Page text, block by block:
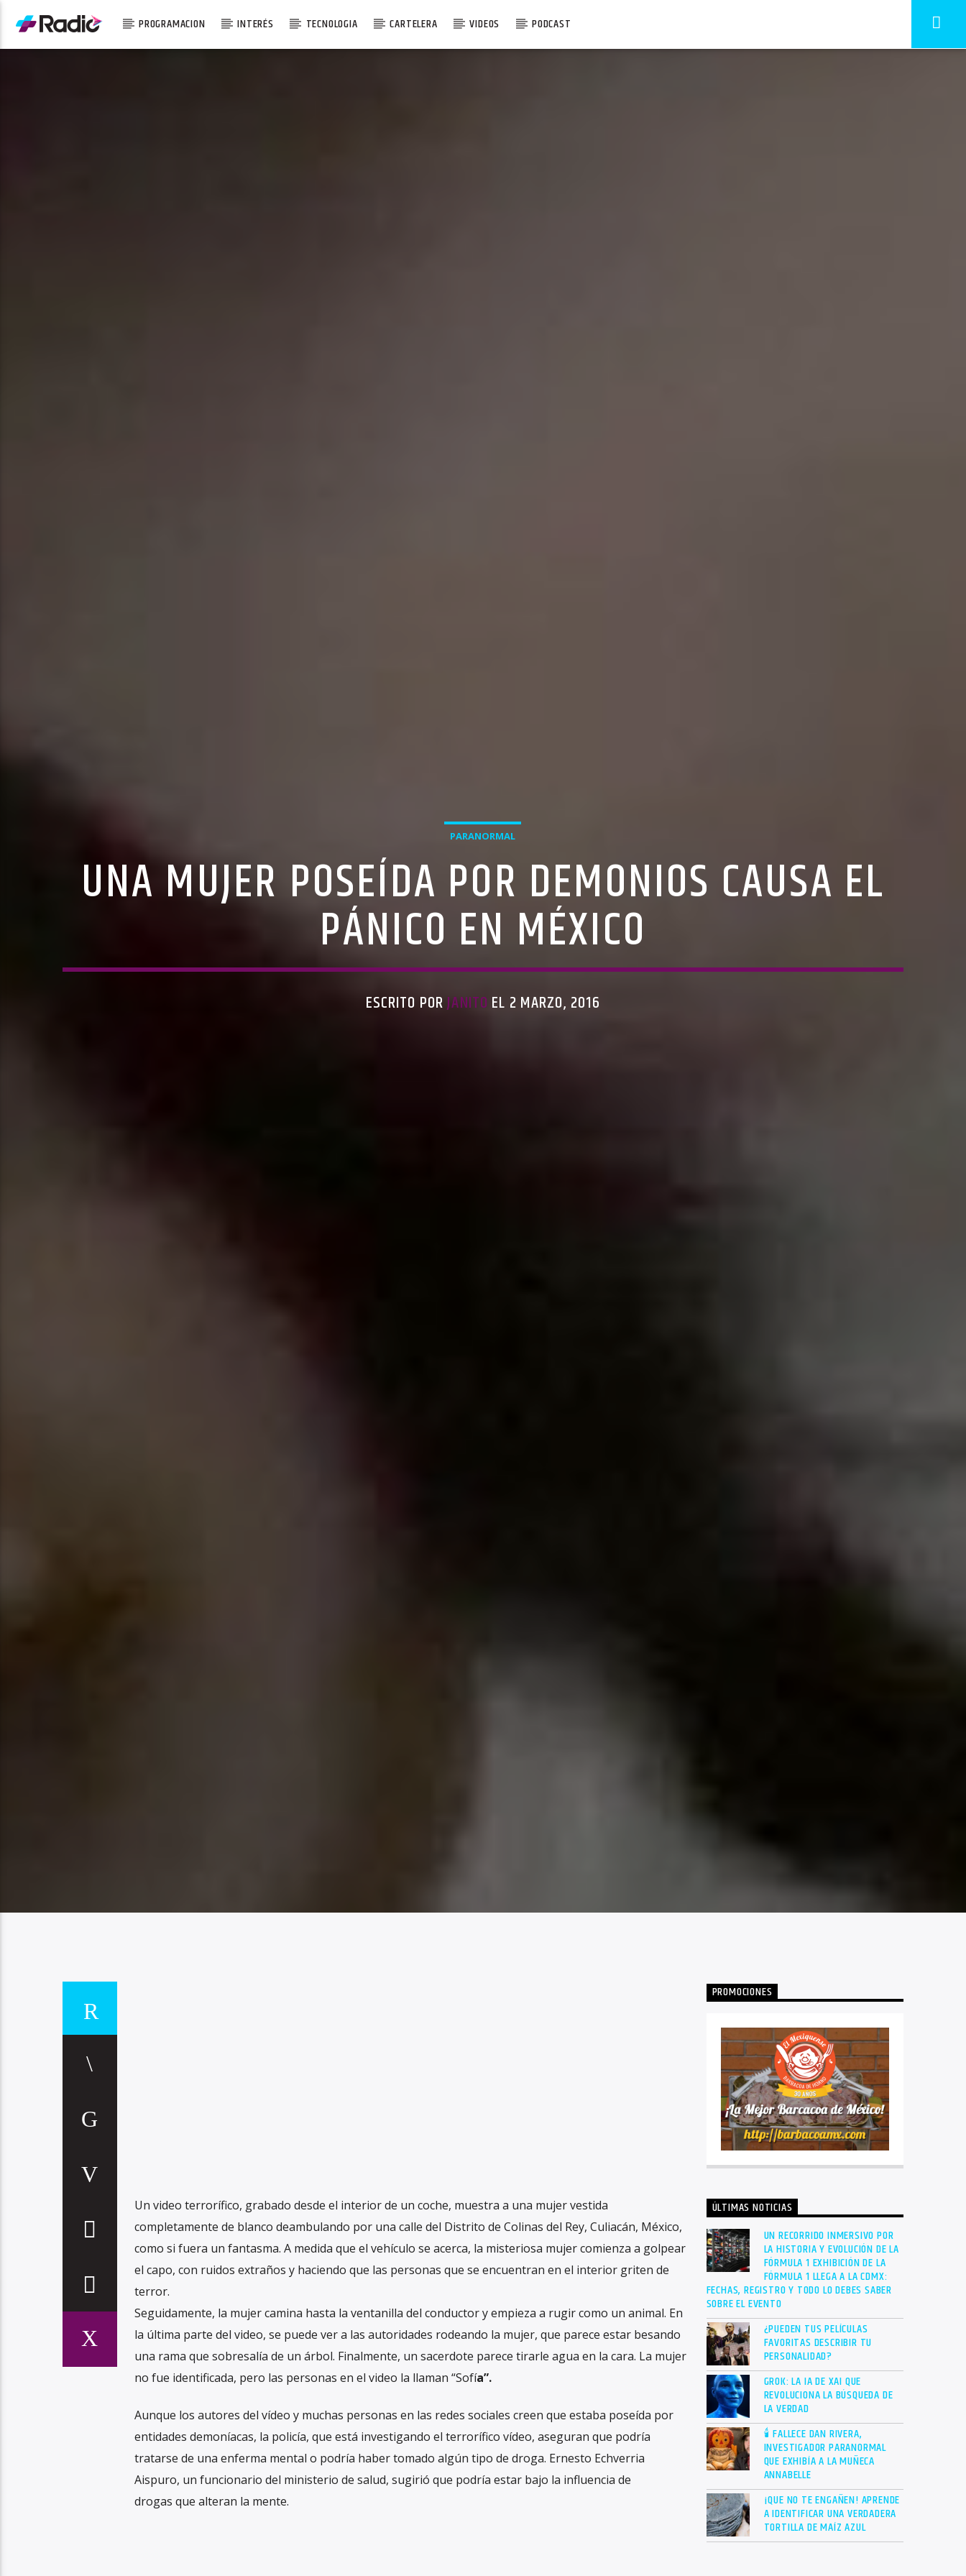
PROGRAMACION INTERÉS TECNOLOGIA CARTELERA VIDEOS PODCAST
PARANORMAL
UNA MUJER POSEÍDA POR DEMONIOS CAUSA EL
PÁNICO EN MÉXICO
ESCRITO PORJANITO EL 2 MARZO, 2016
Un video terrorífico, grabado desde el interior de un coche, muestra a una mujer vestida
completamente de blanco deambulando por una calle del Distrito de Colinas del Rey, Culiacán, México,
como si fuera un fantasma. A medida que el vehículo se acerca, la misteriosa mujer comienza a golpear
el capo, con ruidos extraños y haciendo que las personas que se encuentran en el interior griten de
terror.
Seguidamente, la mujer camina hasta la ventanilla del conductor y empieza a rugir como un animal. En
la última parte del video, se puede ver a las autoridades rodeando la mujer, que parece estar besando
una rama que sobresalía de un árbol. Finalmente, un sacerdote parece tirarle agua en la cara. La mujer
no fue identificada, pero las personas en el video la llaman “Sofía”.
Aunque los autores del vídeo y muchas personas en las redes sociales creen que estaba poseída por
entidades demoníacas, la policía, que está investigando el terrorífico vídeo, aseguran que podría
tratarse de una enferma mental o podría haber tomado algún tipo de droga. Ernesto Echverria
Aispuro, un funcionario del ministerio de salud, sugirió que podría estar bajo la influencia de
drogas que alteran la mente.
PROMOCIONES
ÚLTIMAS NOTICIAS
UN RECORRIDO INMERSIVO POR
LA HISTORIA Y EVOLUCIÓN DE LA
FÓRMULA 1 EXHIBICIÓN DE LA
FÓRMULA 1 LLEGA A LA CDMX:
FECHAS, REGISTRO Y TODO LO DEBES SABER
SOBRE EL EVENTO
¿PUEDEN TUS PELÍCULAS
FAVORITAS DESCRIBIR TU
PERSONALIDAD?
GROK: LA IA DE XAI QUE
REVOLUCIONA LA BÚSQUEDA DE
LA VERDAD
🕯 FALLECE DAN RIVERA,
INVESTIGADOR PARANORMAL
QUE EXHIBÍA A LA MUÑECA
ANNABELLE
¡QUE NO TE ENGAÑEN! APRENDE
A IDENTIFICAR UNA VERDADERA
TORTILLA DE MAÍZ AZUL